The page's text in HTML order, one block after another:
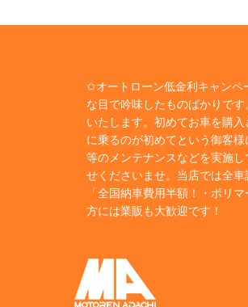
✩オートローン低金利キャン
な目で吟味したものばかりで
いたします。初めてお車を購
に乗るのが初めてという御客
等のメンテナンスなどを実施
せくださいませ。当店では全
「全国納車費用半額！・ポリ
方には業販も大歓迎です！